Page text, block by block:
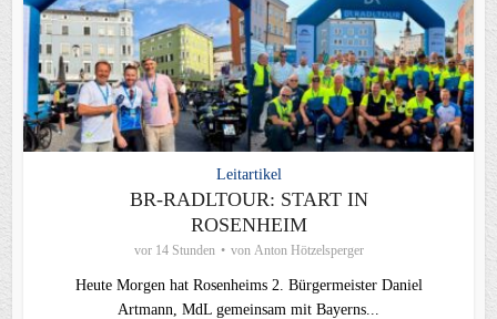
Leitartikel
BR-RADLTOUR: START IN
ROSENHEIM
vor 14 Stunden von Anton Hötzelsperger
Heute Morgen hat Rosenheims 2. Bürgermeister Daniel
Artmann, MdL gemeinsam mit Bayerns...